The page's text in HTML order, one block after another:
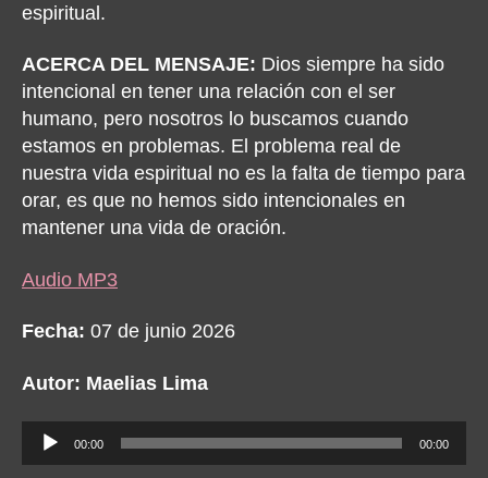
espiritual.
ACERCA DEL MENSAJE: Dios siempre ha sido
intencional en tener una relación con el ser
humano, pero nosotros lo buscamos cuando
estamos en problemas. El problema real de
nuestra vida espiritual no es la falta de tiempo para
orar, es que no hemos sido intencionales en
mantener una vida de oración.
Audio MP3
Fecha: 07 de junio 2026
Autor: Maelias Lima
u
00:00 00:00